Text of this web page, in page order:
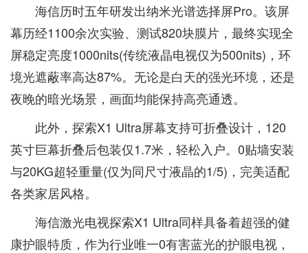
海信历时五年研发出纳米光谱选择屏Pro。该屏
幕历经1100余次实验、测试820块膜片，最终实现全
屏稳定亮度1000nits(传统液晶电视仅为500nits)，环
境光遮蔽率高达87%。无论是白天的强光环境，还是
夜晚的暗光场景，画面均能保持高亮通透。
此外，探索X1 Ultra屏幕支持可折叠设计，120
英寸巨幕折叠后包装仅1.7米，轻松入户。0贴墙安装
与20KG超轻重量(仅为同尺寸液晶的1/5)，完美适配
各类家居风格。
海信激光电视探索X1 Ultra同样具备着超强的健
康护眼特质，作为行业唯一0有害蓝光的护眼电视，